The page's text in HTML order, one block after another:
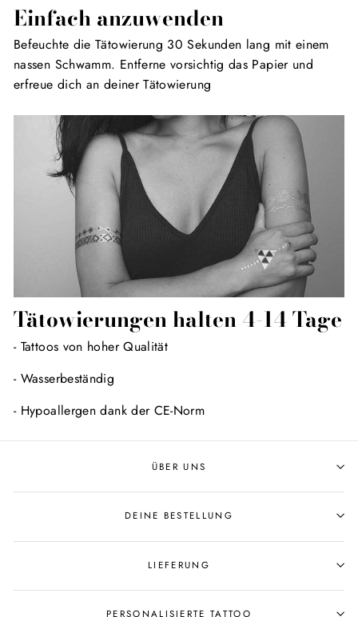
Einfach anzuwenden
Befeuchte die Tätowierung 30 Sekunden lang mit einem
nassen Schwamm. Entferne vorsichtig das Papier und
erfreue dich an deiner Tätowierung
Tätowierungen halten 4-14 Tage
- Tattoos von hoher Qualität
- Wasserbeständig
- Hypoallergen dank der CE-Norm
ÜBER UNS
DEINE BESTELLUNG
LIEFERUNG
PERSONALISIERTE TATTOO